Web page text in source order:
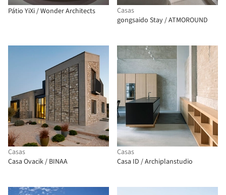
Pátio YiXi / Wonder Architects
Casas
gongsaido Stay / ATMOROUND
Casas
Casa Ovacik / BINAA
Casas
Casa ID / Archiplanstudio